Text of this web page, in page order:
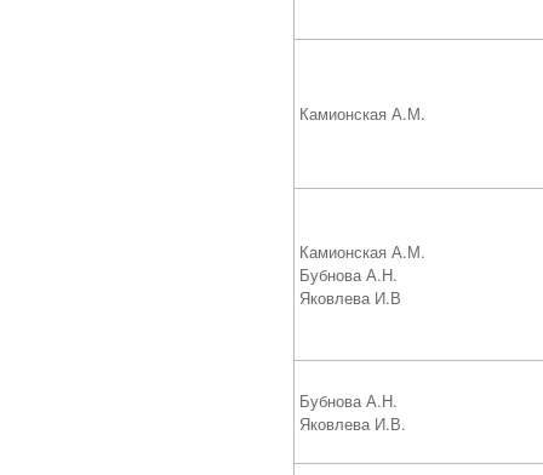
Камионская А.М.
Камионская А.М.
Бубнова А.Н.
Яковлева И.В
Бубнова А.Н.
Яковлева И.В.